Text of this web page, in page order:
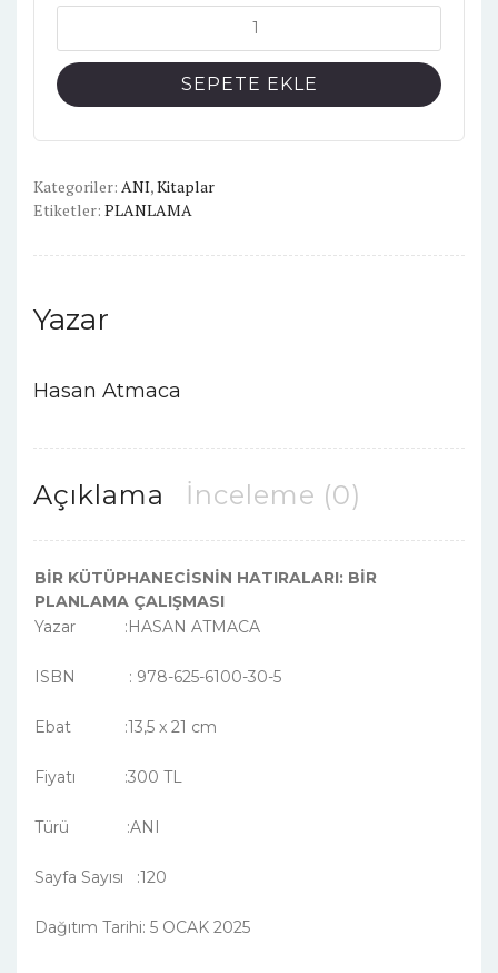
KÜTÜPHANECİSNİN
HATIRALARI:
BİR
adet
SEPETE EKLE
Kategoriler: ANI,Kitaplar
Etiketler: PLANLAMA
Yazar
Hasan Atmaca
Açıklama İnceleme (0)
BİR KÜTÜPHANECİSNİN HATIRALARI: BİR
PLANLAMA ÇALIŞMASI
Yazar :HASAN ATMACA
ISBN : 978-625-6100-30-5
Ebat :13,5 x 21 cm
Fiyatı :300 TL
Türü :ANI
Sayfa Sayısı :120
Dağıtım Tarihi: 5 OCAK 2025